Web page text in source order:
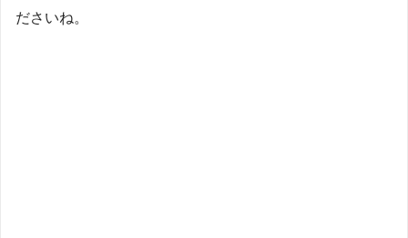
ださいね。